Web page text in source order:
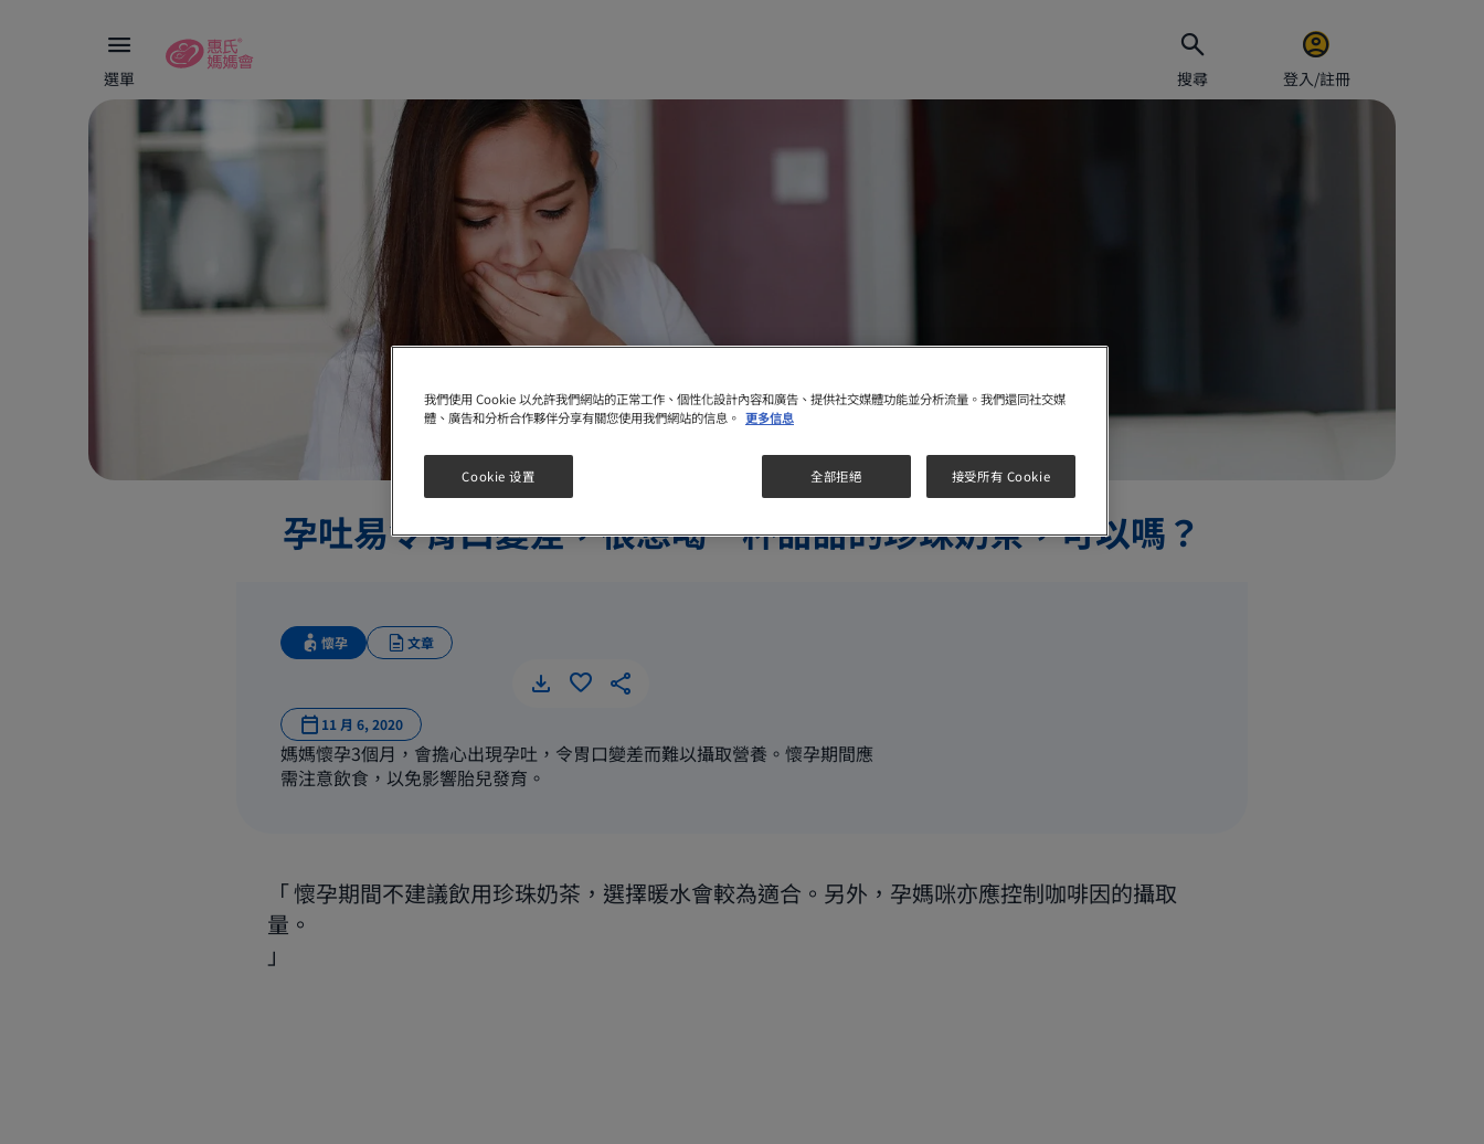
選單 搜尋 登入/註冊
孕吐易令胃口變差，很想喝一杯甜甜的珍珠奶茶，可以嗎？
懷孕 文章
11 月 6, 2020
媽媽懷孕3個月，會擔心出現孕吐，令胃口變差而難以攝取營養。懷孕期間應
需注意飲食，以免影響胎兒發育。
懷孕期間不建議飲用珍珠奶茶，選擇暖水會較為適合。另外，孕媽咪亦應控制咖啡因的攝取
量。
我們使用 Cookie 以允許我們網站的正常工作、個性化設計內容和廣告、提供社交媒體功能並分析流量。我們還同社交媒
體、廣告和分析合作夥伴分享有關您使用我們網站的信息。 更多信息
全部拒絕 接受所有 Cookie
Cookie 设置